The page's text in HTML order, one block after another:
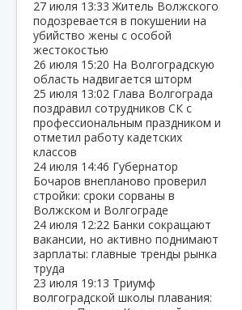
27 июля 13:33Житель Волжского
подозревается в покушении на
убийство жены с особой
жестокостью
26 июля 15:20 На Волгоградскую
область надвигается шторм
25 июля 13:02 Глава Волгограда
поздравил сотрудников СК с
профессиональным праздником и
отметил работу кадетских
классов
24 июля 14:46 Губернатор
Бочаров внепланово проверил
стройки: сроки сорваны в
Волжском и Волгограде
24 июля 12:22 Банки сокращают
вакансии, но активно поднимают
зарплаты: главные тренды рынка
труда
23 июля 19:13 Триумф
волгоградской школы плавания: